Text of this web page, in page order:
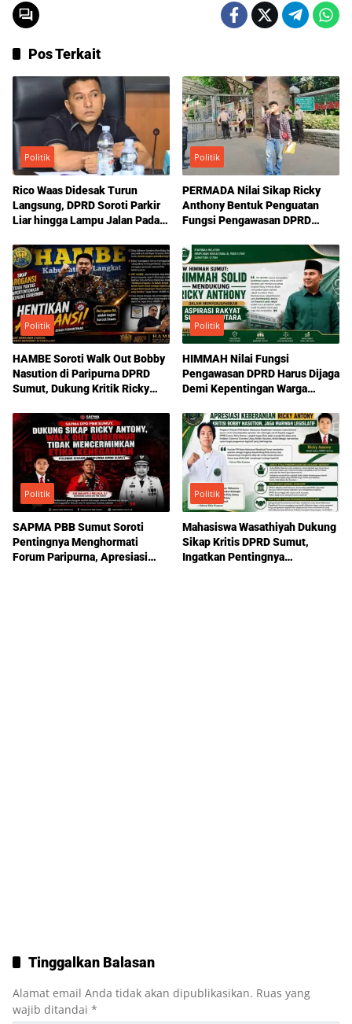
Pos Terkait
Politik
Rico Waas Didesak Turun
Langsung, DPRD Soroti Parkir
Liar hingga Lampu Jalan Padam
Politik
PERMADA Nilai Sikap Ricky
Anthony Bentuk Penguatan
Fungsi Pengawasan DPRD
Politik
HAMBE Soroti Walk Out Bobby
Nasution di Paripurna DPRD
Sumut, Dukung Kritik Ricky
Politik
HIMMAH Nilai Fungsi
Pengawasan DPRD Harus Dijaga
Demi Kepentingan Warga
Politik
SAPMA PBB Sumut Soroti
Pentingnya Menghormati
Forum Paripurna, Apresiasi
Politik
Mahasiswa Wasathiyah Dukung
Sikap Kritis DPRD Sumut,
Ingatkan Pentingnya
Tinggalkan Balasan
Alamat email Anda tidak akan dipublikasikan. Ruas yang
wajib ditandai *